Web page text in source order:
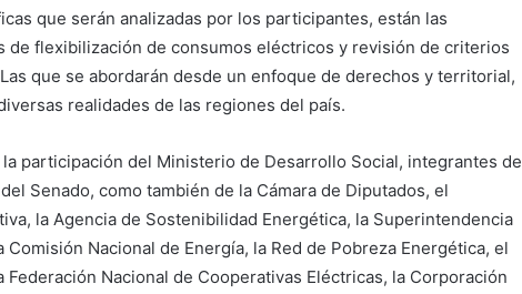
que serán analizadas por los participantes, están las
de flexibilización de consumos eléctricos y revisión de criterios
que se abordarán desde un enfoque de derechos y territorial,
realidades de las regiones del país.
participación del Ministerio de Desarrollo Social, integrantes de
Senado, como también de la Cámara de Diputados, el
la Agencia de Sostenibilidad Energética, la Superintendencia
Nacional de Energía, la Red de Pobreza Energética, el
Nacional de Cooperativas Eléctricas, la Corporación